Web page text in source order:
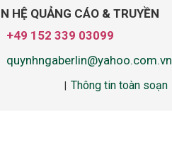
HỆ QUẢNG CÁO & TRUYỀN
+49 152 339 03099
quynhngaberlin@yahoo.com.vn
Thông tin toàn soạn